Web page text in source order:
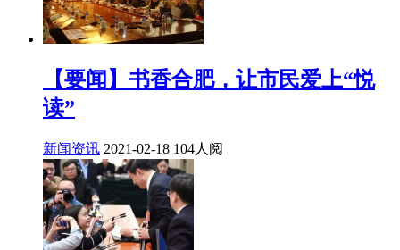
【要闻】书香合肥，让市民爱上“悦
读”
新闻资讯 2021-02-18 104人阅